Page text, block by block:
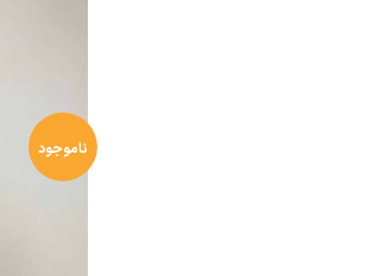
ناموجود